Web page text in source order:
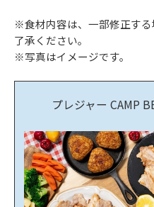
※食材内容は、一部修正す
了承ください。
※写真はイメージです。
プレジャー CAMP